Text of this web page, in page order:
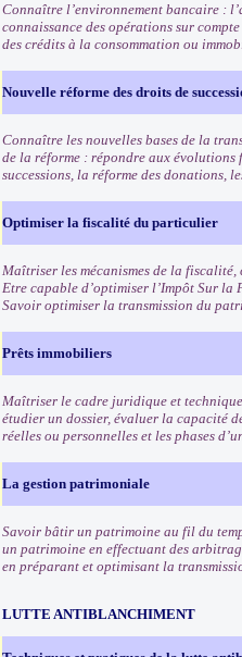
Connaître l’environnement bancaire :
connaissance des opérations sur
des crédits à la consommation ou
Nouvelle réforme des droits de
Connaître les nouvelles bases de la
de la réforme : répondre aux évolutions
successions, la réforme des donations,
Optimiser la fiscalité du particulier
Maîtriser les mécanismes de la
Etre capable d’optimiser l’Impôt Sur la
Savoir optimiser la transmission du
Prêts immobiliers
Maîtriser le cadre juridique et
étudier un dossier, évaluer la capacité
réelles ou personnelles et les phases
La gestion patrimoniale
Savoir bâtir un patrimoine au fil du
un patrimoine en effectuant des
en préparant et optimisant la
LUTTE ANTIBLANCHIMENT